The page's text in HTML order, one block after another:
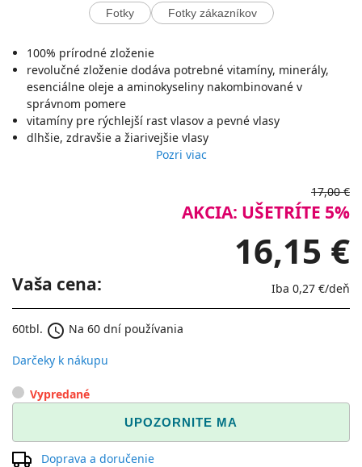
Fotky Fotky zákazníkov
100% prírodné zloženie
revolučné zloženie dodáva potrebné vitamíny, minerály,
esenciálne oleje a aminokyseliny nakombinované v
správnom pomere
vitamíny pre rýchlejší rast vlasov a pevné vlasy
dlhšie, zdravšie a žiarivejšie vlasy
Pozri viac
17,00 €
AKCIA: UŠETRÍTE 5%
Vaša cena:
16,15 €
Iba 0,27 €/deň
60tbl. schedule Na 60 dní používania
Darčeky k nákupu
Vypredané
UPOZORNITE MA
Doprava a doručenie